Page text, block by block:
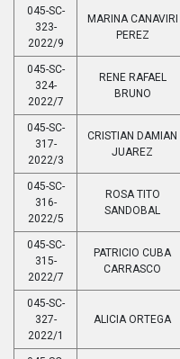
045-SC-
323-
2022/9
MARINA CANAVIRI
PEREZ
045-SC-
324-
2022/7
RENE RAFAEL
BRUNO
045-SC-
317-
2022/3
CRISTIAN DAMIAN
JUAREZ
045-SC-
316-
2022/5
ROSA TITO
SANDOBAL
045-SC-
315-
2022/7
PATRICIO CUBA
CARRASCO
045-SC-
327-
2022/1
ALICIA ORTEGA